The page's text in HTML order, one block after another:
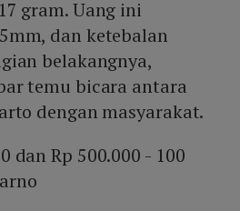
gram. Uang ini
dan ketebalan
belakangnya,
temu bicara antara
dengan masyarakat.
dan Rp 500.000 - 100